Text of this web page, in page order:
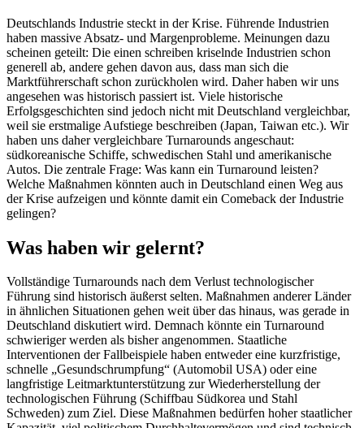
Deutschlands Industrie steckt in der Krise. Führende Industrien
haben massive Absatz- und Margenprobleme. Meinungen dazu
scheinen geteilt: Die einen schreiben kriselnde Industrien schon
generell ab, andere gehen davon aus, dass man sich die
Marktführerschaft schon zurückholen wird. Daher haben wir uns
angesehen was historisch passiert ist. Viele historische
Erfolgsgeschichten sind jedoch nicht mit Deutschland vergleichbar,
weil sie erstmalige Aufstiege beschreiben (Japan, Taiwan etc.). Wir
haben uns daher vergleichbare Turnarounds angeschaut:
südkoreanische Schiffe, schwedischen Stahl und amerikanische
Autos. Die zentrale Frage: Was kann ein Turnaround leisten?
Welche Maßnahmen könnten auch in Deutschland einen Weg aus
der Krise aufzeigen und könnte damit ein Comeback der Industrie
gelingen?
Was haben wir gelernt?
Vollständige Turnarounds nach dem Verlust technologischer
Führung sind historisch äußerst selten. Maßnahmen anderer Länder
in ähnlichen Situationen gehen weit über das hinaus, was gerade in
Deutschland diskutiert wird. Demnach könnte ein Turnaround
schwieriger werden als bisher angenommen. Staatliche
Interventionen der Fallbeispiele haben entweder eine kurzfristige,
schnelle „Gesundschrumpfung“ (Automobil USA) oder eine
langfristige Leitmarktunterstützung zur Wiederherstellung der
technologischen Führung (Schiffbau Südkorea und Stahl
Schweden) zum Ziel. Diese Maßnahmen bedürfen hoher staatlicher